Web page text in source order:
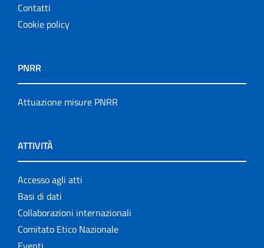
Contatti
Cookie policy
PNRR
Attuazione misure PNRR
ATTIVITÀ
Accesso agli atti
Basi di dati
Collaborazioni internazionali
Comitato Etico Nazionale